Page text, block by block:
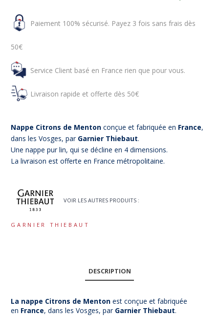
Paiement 100% sécurisé. Payez 3 fois sans frais dès
50€
Service Client basé en France rien que pour vous.
Livraison rapide et offerte dès 50€
Nappe Citrons de Menton conçue et fabriquée en France,
dans les Vosges, par Garnier Thiebaut.
Une nappe pur lin, qui se décline en 4 dimensions.
La livraison est offerte en France métropolitaine.
VOIR LES AUTRES PRODUITS :
GARNIER THIEBAUT
DESCRIPTION
La nappe Citrons de Menton est conçue et fabriquée
en France, dans les Vosges, par Garnier Thiebaut.